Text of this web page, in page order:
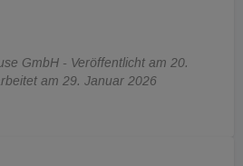
GmbH - Veröffentlicht am 20.
am 29. Januar 2026